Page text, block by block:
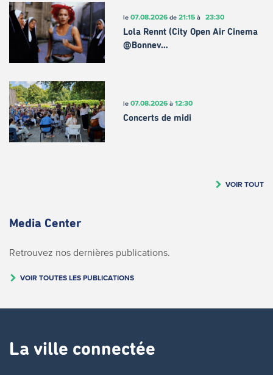
le 07.08.2026de 21:15à 23:30
Lola Rennt (City Open Air Cinema
@Bonnev…
le 07.08.2026à 12:30
Concerts de midi
VOIR TOUT
Media Center
Retrouvez nos dernières publications.
VOIR TOUTES LES PUBLICATIONS
La ville connectée